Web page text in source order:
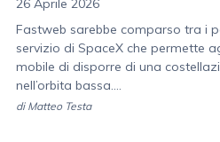
26 Aprile 2026
Fastweb sarebbe comparso tra i
servizio di SpaceX che permette
mobile di disporre di una
nell’orbita bassa....
di Matteo Testa